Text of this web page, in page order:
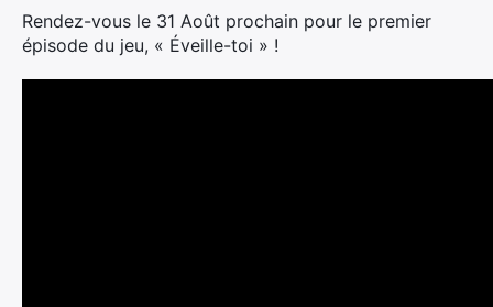
Rendez-vous le 31 Août prochain pour le premier
épisode du jeu, « Éveille-toi » !